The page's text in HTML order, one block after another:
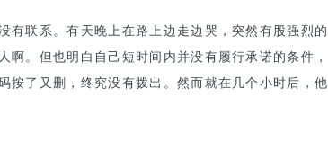
有联系。有天晚上在路上边走边哭，突然有股强烈的
啊。但也明白自己短时间内并没有履行承诺的条件，
按了又删，终究没有拨出。然而就在几个小时后，他